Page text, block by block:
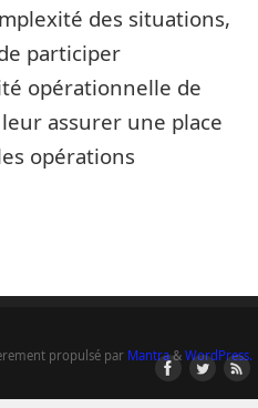
des situations,
participer
opérationnelle de
assurer une place
opérations
propulsé par Mantra& WordPress.